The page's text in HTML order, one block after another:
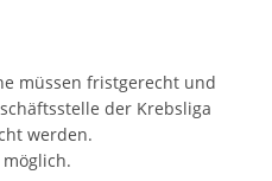
müssen fristgerecht und
der Krebsliga
werden.